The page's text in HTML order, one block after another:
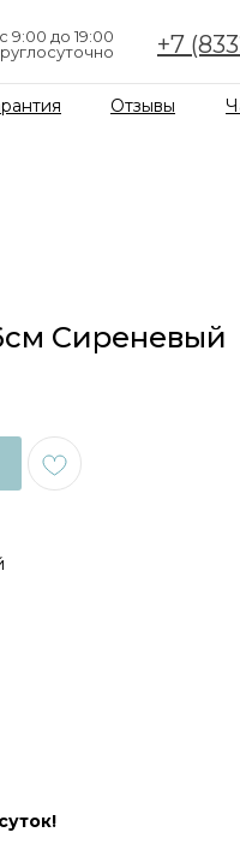
+7
9:00 до 19:00
Отзывы
Сиреневый